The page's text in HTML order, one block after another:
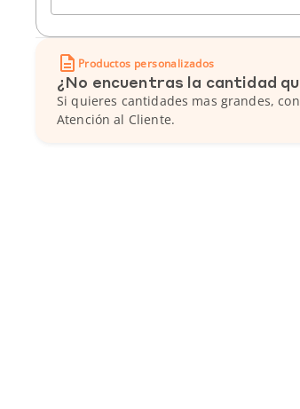
Productos personalizados
¿No encuentras la cantidad
Si quieres cantidades mas grandes,
Atención al Cliente.